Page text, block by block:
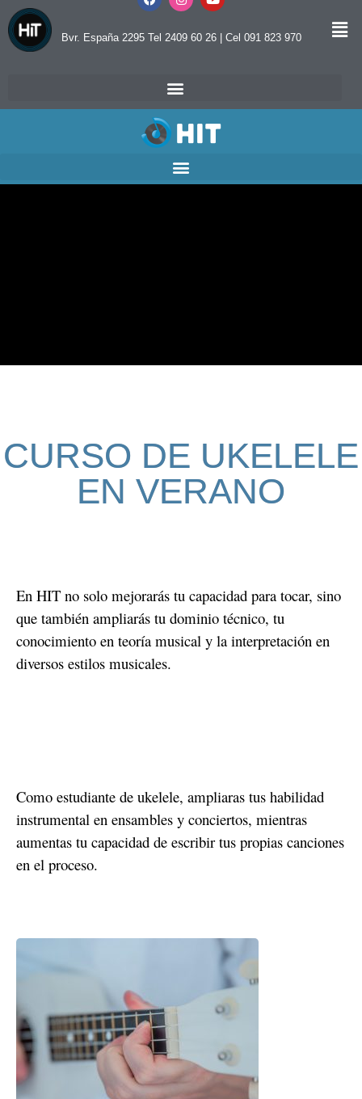
Bvr. España 2295 Tel 2409 60 26 | Cel 091 823 970
CURSO DE UKELELE
EN VERANO
En HIT no solo mejorarás tu capacidad para tocar, sino
que también ampliarás tu dominio técnico, tu
conocimiento en teoría musical y la interpretación en
diversos estilos musicales.
Como estudiante de ukelele, ampliaras tus habilidad
instrumental en ensambles y conciertos, mientras
aumentas tu capacidad de escribir tus propias canciones
en el proceso.